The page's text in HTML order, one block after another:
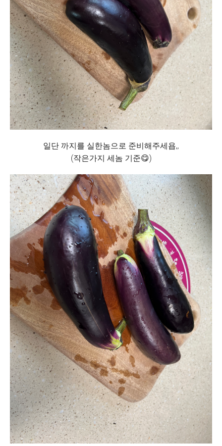
일단 까지를 실한놈으로 준비해주세욥,,
(작은가지 세놈 기준😋)